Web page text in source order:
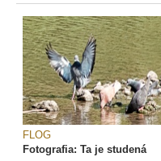
FLOG
Fotografia: Ta je studená